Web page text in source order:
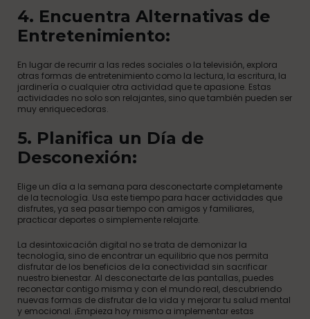
4. Encuentra Alternativas de
Entretenimiento:
En lugar de recurrir a las redes sociales o la televisión, explora
otras formas de entretenimiento como la lectura, la escritura, la
jardinería o cualquier otra actividad que te apasione. Estas
actividades no solo son relajantes, sino que también pueden ser
muy enriquecedoras.
5. Planifica un Día de
Desconexión:
Elige un día a la semana para desconectarte completamente
de la tecnología. Usa este tiempo para hacer actividades que
disfrutes, ya sea pasar tiempo con amigos y familiares,
practicar deportes o simplemente relajarte.
La desintoxicación digital no se trata de demonizar la
tecnología, sino de encontrar un equilibrio que nos permita
disfrutar de los beneficios de la conectividad sin sacrificar
nuestro bienestar. Al desconectarte de las pantallas, puedes
reconectar contigo misma y con el mundo real, descubriendo
nuevas formas de disfrutar de la vida y mejorar tu salud mental
y emocional. ¡Empieza hoy mismo a implementar estas